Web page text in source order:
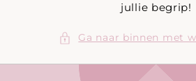
jullie begrip!
Ga naar binnen met